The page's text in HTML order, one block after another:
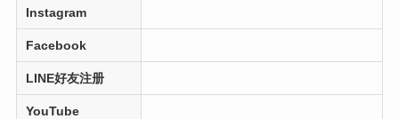
Instagram
Facebook
LINE好友注册
YouTube